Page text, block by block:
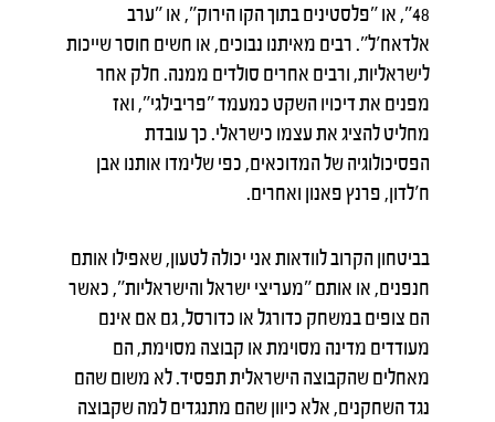
48״, או ״פלסטינים בתוך הקו הירוק״, או ״ערב
אלדאח׳ל״. רבים מאיתנו נבוכים, או חשים חוסר שייכות
לישראליות, ורבים אחרים סולדים ממנה. חלק אחר
מפנים את דיכויו השקט כמעמד "פריבילגי", ואז
מחליט להציג את עצמו כישראלי. כך עובדת
הפסיכולוגיה של המדוכאים, כפי שלימדו אותנו אבן
ח׳לדון, פרנץ פאנון ואחרים.
בביטחון הקרוב לוודאות אני יכולה לטעון, שאפילו אותם
חנפנים, או אותם "מעריצי ישראל והישראליות״, כאשר
הם צופים במשחק כדורגל או כדורסל, גם אם אינם
מעודדים מדינה מסוימת או קבוצה מסוימת, הם
מאחלים שהקבוצה הישראלית תפסיד. לא משום שהם
נגד השחקנים, אלא כיוון שהם מתנגדים למה שקבוצה